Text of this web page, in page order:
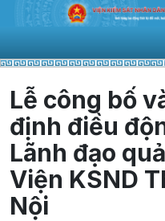
Lễ công bố
định điều
Lãnh đạo
Viện KSND
Nội